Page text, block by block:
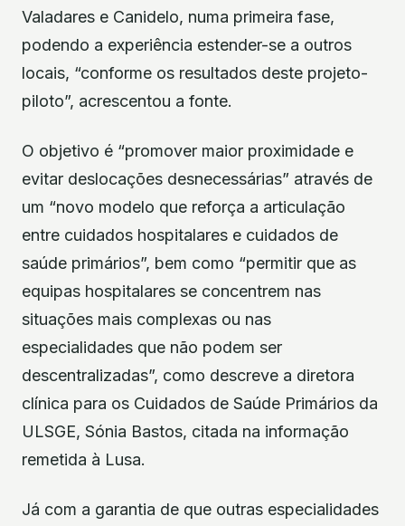
Valadares e Canidelo, numa primeira fase,
podendo a experiência estender-se a outros
locais, “conforme os resultados deste projeto-
piloto”, acrescentou a fonte.
O objetivo é “promover maior proximidade e
evitar deslocações desnecessárias” através de
um “novo modelo que reforça a articulação
entre cuidados hospitalares e cuidados de
saúde primários”, bem como “permitir que as
equipas hospitalares se concentrem nas
situações mais complexas ou nas
especialidades que não podem ser
descentralizadas”, como descreve a diretora
clínica para os Cuidados de Saúde Primários da
ULSGE, Sónia Bastos, citada na informação
remetida à Lusa.
Já com a garantia de que outras especialidades